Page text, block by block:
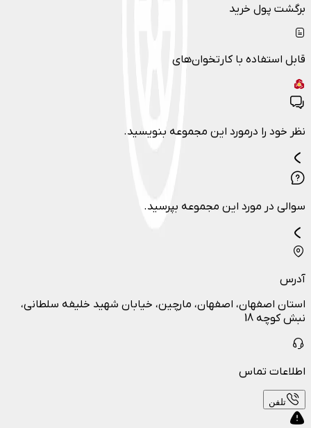
برگشت پول خرید
قابل استفاده با کارتخوان‌های
نظر خود را درمورد این مجموعه بنویسید.
سوالی در مورد این مجموعه بپرسید.
آدرس
استان اصفهان، اصفهان، مارچین، خیابان شهید خلیفه سلطانی،
نبش کوچه 18
اطلاعات تماس
تلفن